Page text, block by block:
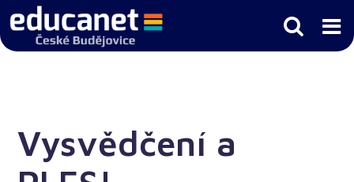
Vysvědčení a